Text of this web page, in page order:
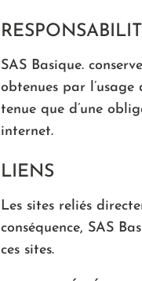
SAS Basique.
obtenues par
tenue que d’une
internet.
LIENS
Les sites reliés
conséquence, SAS
ces sites.